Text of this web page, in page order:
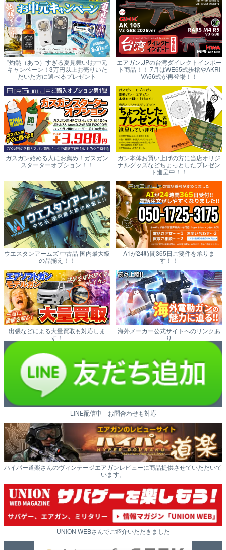
"灼熱（あつ）すぎる夏見舞い!お中元
キャンペーン！3万円以上お売りいた
だいた方に選べるプレゼント
エアガン.JPの台湾ダイレクトインポー
ト商品！！ 7月はWE65式歩槍やAKRI
VA56式が再登場！！
ガスガン始める人にお薦め！ガスガン
スターターオプション！！
ガン本体お買い上げの方に当店オリジ
ナルグッズなどちょっとしたプレゼン
ト進呈中！！
ウエスタンアームズ 中古品 国内最大級
の品揃え！！
A1が24時間365日ご要件を承りま
す！！
出張などによる大量買取も対応しま
す！
海外メーカー公式サイトへのリンクあ
り
LINE配信中 お問合わせも対応
ハイパー道楽さんのヴィンテージエアガンレビューに商品提供させていただいて
います。
UNION WEBさんでご紹介いただきました